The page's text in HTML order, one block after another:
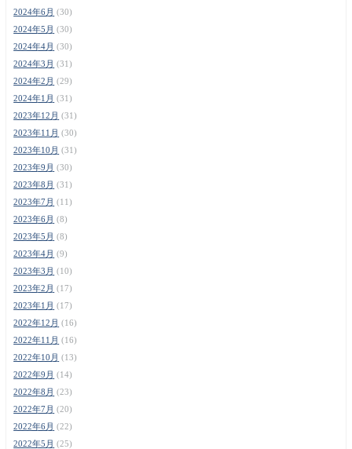
2024年6月 (30)
2024年5月 (30)
2024年4月 (30)
2024年3月 (31)
2024年2月 (29)
2024年1月 (31)
2023年12月 (31)
2023年11月 (30)
2023年10月 (31)
2023年9月 (30)
2023年8月 (31)
2023年7月 (11)
2023年6月 (8)
2023年5月 (8)
2023年4月 (9)
2023年3月 (10)
2023年2月 (17)
2023年1月 (17)
2022年12月 (16)
2022年11月 (16)
2022年10月 (13)
2022年9月 (14)
2022年8月 (23)
2022年7月 (20)
2022年6月 (22)
2022年5月 (25)